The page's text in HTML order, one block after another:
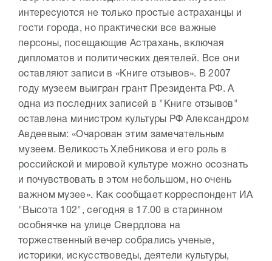
интересуются не только простые астраханцы и
гости города, но практически все важные
персоны, посещающие Астрахань, включая
дипломатов и политических деятелей. Все они
оставляют записи в «Книге отзывов». В 2007
году музеем выигран грант Президента РФ. А
одна из последних записей в "Книге отзывов"
оставлена министром культуры РФ Александром
Авдеевым: «Очарован этим замечательным
музеем. Великость Хлебникова и его роль в
российской и мировой культуре можно осознать
и почувствовать в этом небольшом, но очень
важном музее». Как сообщает корреспондент ИА
"Высота 102", сегодня в 17.00 в старинном
особнячке на улице Свердлова на
торжественный вечер собрались ученые,
историки, искусствоведы, деятели культуры,